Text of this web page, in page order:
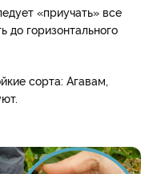
«приучать» все
до горизонтального
сорта: Агавам,